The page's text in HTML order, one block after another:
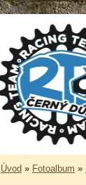
Úvod » Fotoalbum »